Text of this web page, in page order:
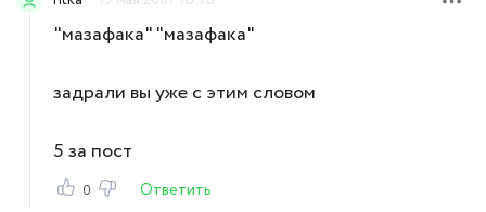
"мазафака" "мазафака"
задрали вы уже с этим словом
5 за пост
0
Ответить